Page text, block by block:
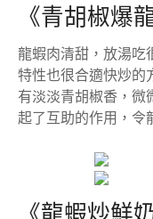
《青胡椒爆
龍蝦肉清甜，放湯吃
特性也很合適快炒的
有淡淡青胡椒香，微
起了互助的作用，令